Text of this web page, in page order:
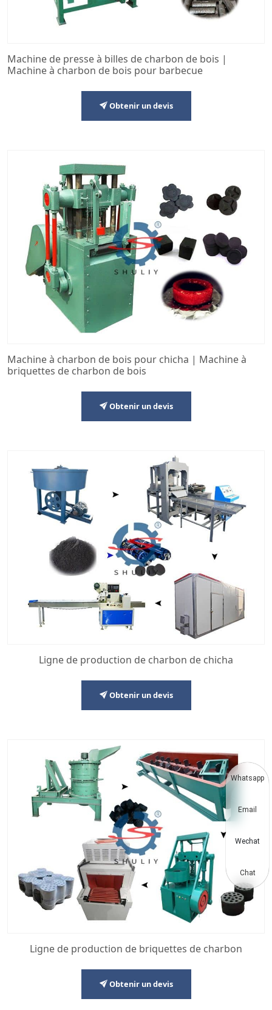
Machine de presse à billes de charbon de bois |
Machine à charbon de bois pour barbecue
Obtenir un devis
Machine à charbon de bois pour chicha | Machine à
briquettes de charbon de bois
Obtenir un devis
Ligne de production de charbon de chicha
Obtenir un devis
Ligne de production de briquettes de charbon
Obtenir un devis
Whatsapp
Email
Wechat
Chat